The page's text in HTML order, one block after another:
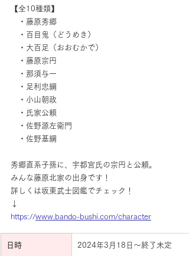
【全10種類】
・藤原秀郷
・百目鬼（どうめき）
・大百足（おおむかで）
・藤原宗円
・那須与一
・足利忠綱
・小山朝政
・氏家公頼
・佐野源左衛門
・佐野基綱
秀郷直系子孫に、宇都宮氏の宗円と公頼。
みんな藤原北家の出身です！
詳しくは坂東武士図鑑でチェック！
↓
https://www.bando-bushi.com/character
日時 2024年3月18日〜終了未定